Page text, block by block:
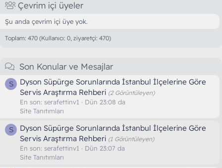
Çevrim içi üyeler
Şu anda çevrim içi üye yok.
Toplam: 470 (Kullanıcı: 0, ziyaretçi: 470)
Son Konular ve Mesajlar
S
Dyson Süpürge Sorunlarında İstanbul İlçelerine Göre
Servis Araştırma Rehberi (2 Görüntüleyen)
En son: serafettinv1
Dün 23:08 da
Site Tanıtımları
S
Dyson Süpürge Sorunlarında İstanbul İlçelerine Göre
Servis Araştırma Rehberi (1 Görüntüleyen)
En son: serafettinv1
Dün 23:07 da
Site Tanıtımları